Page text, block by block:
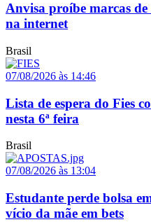
Anvisa proíbe marcas
na internet
Brasil
07/08/2026 às 14:46
Lista de espera do Fies
nesta 6ª feira
Brasil
07/08/2026 às 13:04
Estudante perde bolsa
vício da mãe em bets